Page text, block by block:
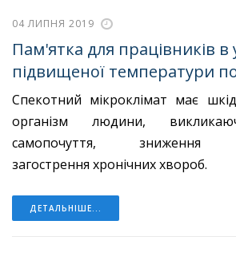
04 ЛИПНЯ 2019
Пам'ятка для працівників в
підвищеної температури
Спекотний мікроклімат має
організм людини,
самопочуття, зниження
загострення хронічних хво­роб.
ДЕТАЛЬНІШЕ...